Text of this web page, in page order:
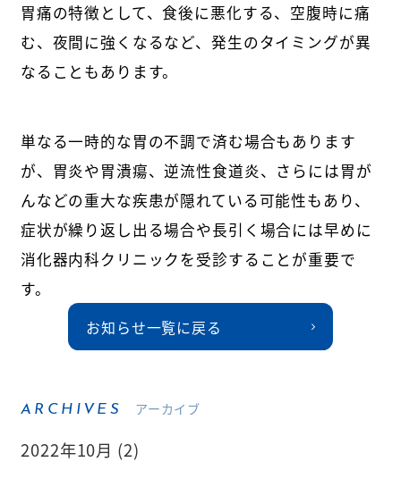
胃痛の特徴として、食後に悪化する、空腹時に痛
む、夜間に強くなるなど、発生のタイミングが異
なることもあります。
単なる一時的な胃の不調で済む場合もあります
が、胃炎や胃潰瘍、逆流性食道炎、さらには胃が
んなどの重大な疾患が隠れている可能性もあり、
症状が繰り返し出る場合や長引く場合には早めに
消化器内科クリニックを受診することが重要で
す。
お知らせ一覧に戻る
ARCHIVES アーカイブ
2022年10月 (2)